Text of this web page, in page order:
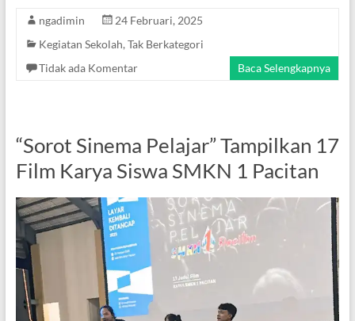
ngadimin
24 Februari, 2025
Kegiatan Sekolah, Tak Berkategori
Tidak ada Komentar
Baca Selengkapnya
“Sorot Sinema Pelajar” Tampilkan 17
Film Karya Siswa SMKN 1 Pacitan